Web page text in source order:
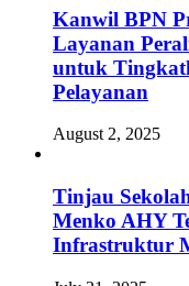
Kanwil BPN
Layanan
untuk
Pelayanan
August 2, 2025
Tinjau
Menko AHY
Infrastruktur